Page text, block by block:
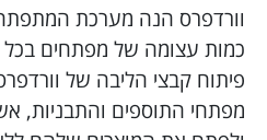
וורדפרס הנה מערכת
כמות עצומה של מפתחים
פיתוח קבצי הליבה של
מפתחי התוספים והתבניות,